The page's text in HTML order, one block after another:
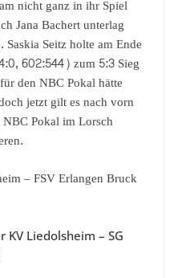
nicht ganz in ihr Spiel
Jana Bachert unterlag
Seitz holte am Ende
602:544) zum 5:3 Sieg
den NBC Pokal hätte
jetzt gilt es nach vorn
Pokal im Lorsch
– FSV Erlangen Bruck
KV Liedolsheim – SG